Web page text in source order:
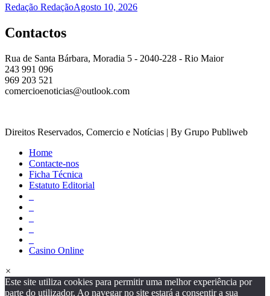
Redação RedaçãoAgosto 10, 2026
Contactos
Rua de Santa Bárbara, Moradia 5 - 2040-228 - Rio Maior
243 991 096
969 203 521
comercioenoticias@outlook.com
Direitos Reservados, Comercio e Notícias | By Grupo Publiweb
Home
Contacte-nos
Ficha Técnica
Estatuto Editorial
Casino Online
×
Este site utiliza cookies para permitir uma melhor experiência por
parte do utilizador. Ao navegar no site estará a consentir a sua